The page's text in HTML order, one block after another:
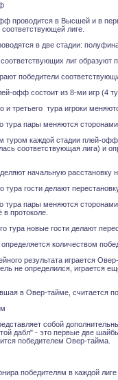
проводится в Высшей и в
соответствующей лиге.
в две стадии:
лиг образуют
победители
офф состоит из 8-ми игр (4
и третьего тура игроки
тура пары меняются
туром каждой стадии плей-
соответствующая лига) и
начальную расстановку
тура гости делают
тура пары меняются
протоколе.
тура новые гости делают
количеством
результата играется
не определился, играется
в Овер-тайме, считается
собой
дабл" - это первые две
победителем Овер-тайма.
победителям в каждой